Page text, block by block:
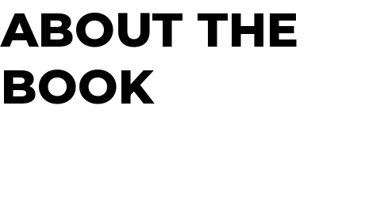
ABOUT THE
BOOK